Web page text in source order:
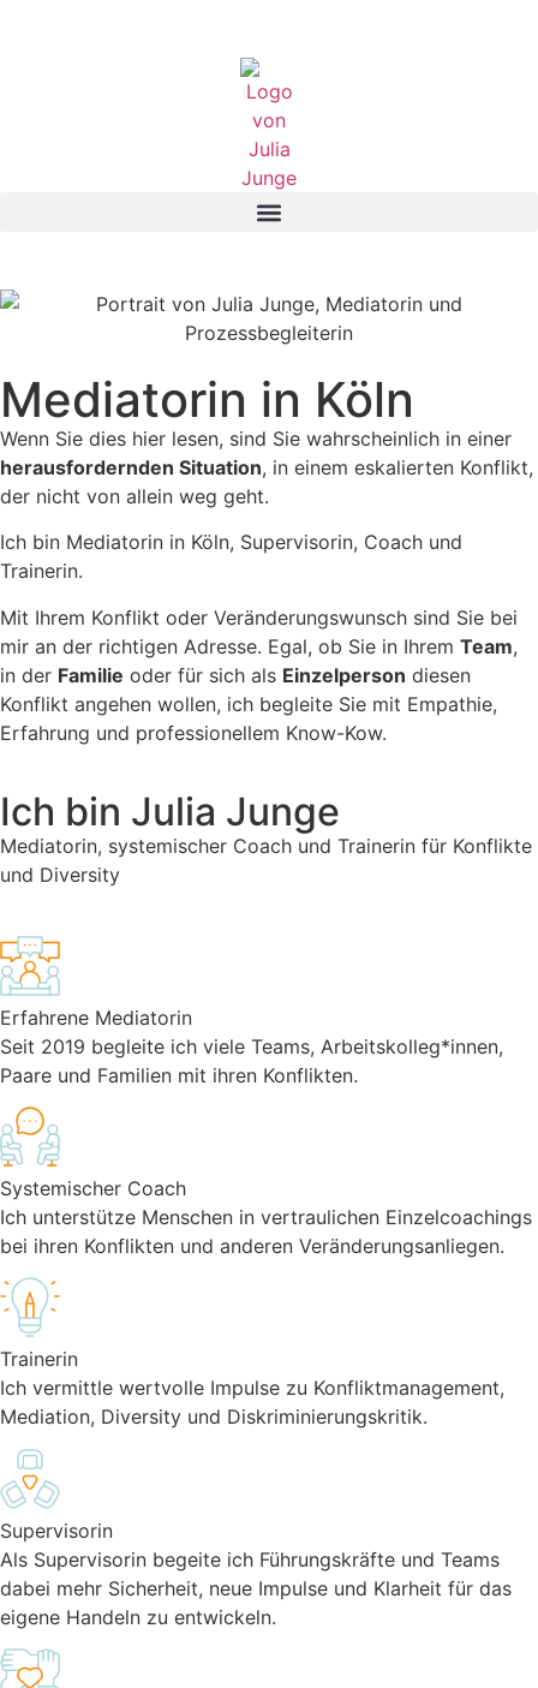
Mediatorin in Köln
Wenn Sie dies hier lesen, sind Sie wahrscheinlich in einer
herausfordernden Situation, in einem eskalierten Konflikt,
der nicht von allein weg geht.
Ich bin Mediatorin in Köln, Supervisorin, Coach und
Trainerin.
Mit Ihrem Konflikt oder Veränderungswunsch sind Sie bei
mir an der richtigen Adresse. Egal, ob Sie in Ihrem Team,
in der Familie oder für sich als Einzelperson diesen
Konflikt angehen wollen, ich begleite Sie mit Empathie,
Erfahrung und professionellem Know-Kow.
Ich bin Julia Junge
Mediatorin, systemischer Coach und Trainerin für Konflikte
und Diversity
Erfahrene Mediatorin
Seit 2019 begleite ich viele Teams, Arbeitskolleg*innen,
Paare und Familien mit ihren Konflikten.
Systemischer Coach
Ich unterstütze Menschen in vertraulichen Einzelcoachings
bei ihren Konflikten und anderen Veränderungsanliegen.
Trainerin
Ich vermittle wertvolle Impulse zu Konfliktmanagement,
Mediation, Diversity und Diskriminierungskritik.
Supervisorin
Als Supervisorin begeite ich Führungskräfte und Teams
dabei mehr Sicherheit, neue Impulse und Klarheit für das
eigene Handeln zu entwickeln.